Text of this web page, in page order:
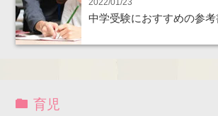
2022/01/23
中学受験におすすめの参
育児